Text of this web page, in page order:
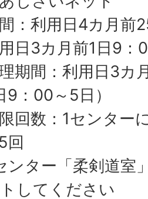
：利用日4カ月前
日3カ月前1日9：
期間：利用日3カ
9：00～5日）
回数：1センター
回
ンター「柔剣道室
してください